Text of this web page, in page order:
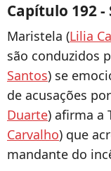
Capítulo 192
Maristela (Lilia
são conduzidos
Santos) se
de acusações
Duarte) afirma a
Carvalho) que
mandante do